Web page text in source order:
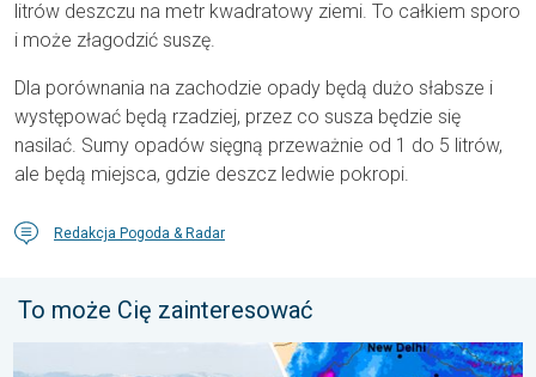
litrów deszczu na metr kwadratowy ziemi. To całkiem sporo
i może złagodzić suszę.
Dla porównania na zachodzie opady będą dużo słabsze i
występować będą rzadziej, przez co susza będzie się
nasilać. Sumy opadów sięgną przeważnie od 1 do 5 litrów,
ale będą miejsca, gdzie deszcz ledwie pokropi.
Redakcja Pogoda & Radar
To może Cię zainteresować
Powodzie i osuwiska w Azji. Nietypowy monsun. . . środa, 29